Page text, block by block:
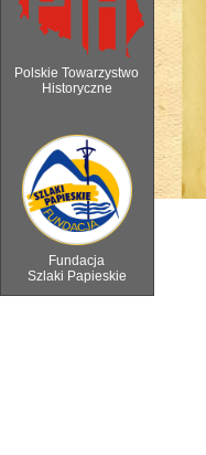
Polskie Towarzystwo
Historyczne
Fundacja
Szlaki Papieskie